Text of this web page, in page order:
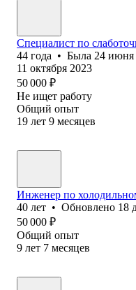
Специалист по
44 года • Была 24 июня
11 октября 2023
50 000 ₽
Не ищет работу
Общий опыт
19 лет 9 месяцев
Инженер по
40 лет • Обновлено 18
50 000 ₽
Общий опыт
9 лет 7 месяцев